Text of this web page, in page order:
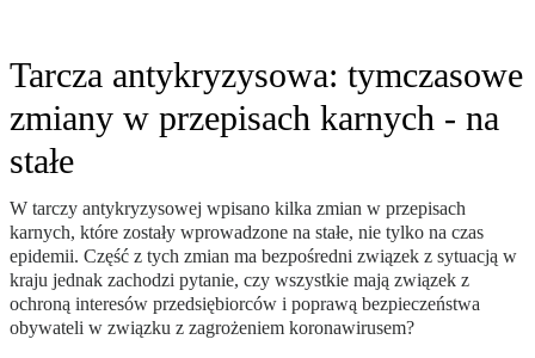
Tarcza antykryzysowa: tymczasowe
zmiany w przepisach karnych - na
stałe
W tarczy antykryzysowej wpisano kilka zmian w przepisach
karnych, które zostały wprowadzone na stałe, nie tylko na czas
epidemii. Część z tych zmian ma bezpośredni związek z sytuacją w
kraju jednak zachodzi pytanie, czy wszystkie mają związek z
ochroną interesów przedsiębiorców i poprawą bezpieczeństwa
obywateli w związku z zagrożeniem koronawirusem?